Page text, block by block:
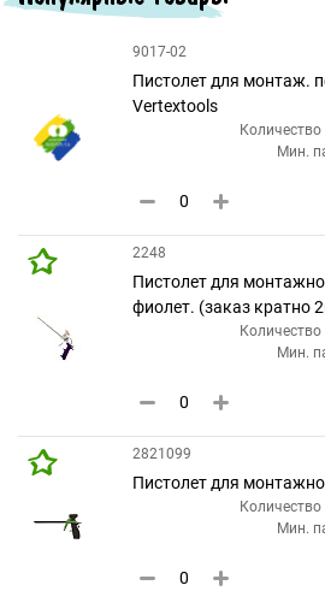
9017-02
Пистолет для монтаж.
Vertextools
Количество
Мин.
2248
Пистолет для
фиолет. (заказ кратно
Количество
Мин.
2821099
Пистолет для
Количество
Мин.